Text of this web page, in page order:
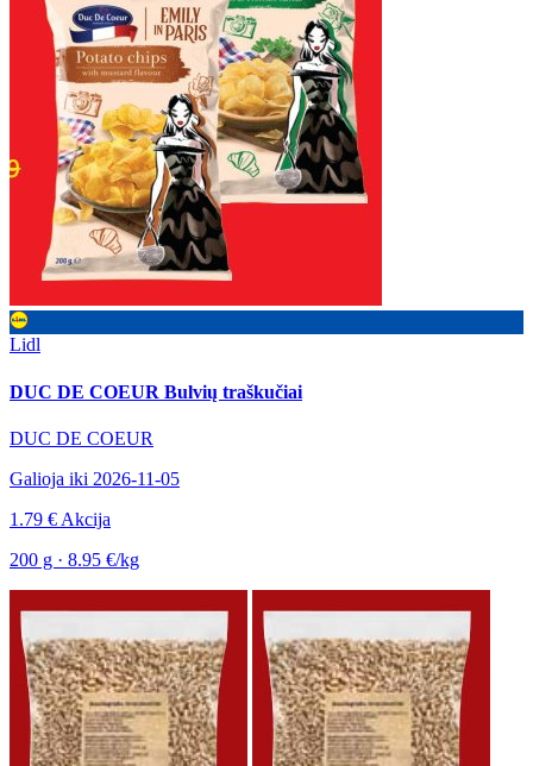
Lidl
DUC DE COEUR Bulvių traškučiai
DUC DE COEUR
Galioja iki 2026-11-05
1.79 € Akcija
200 g · 8.95 €/kg